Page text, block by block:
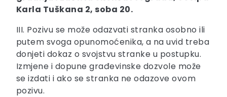
Karla Tuškana 2, soba 20.
III. Pozivu se može odazvati stranka osobno ili
putem svoga opunomoćenika, a na uvid treba
donjeti dokaz o svojstvu stranke u postupku.
Izmjene i dopune građevinske dozvole može
se izdati i ako se stranka ne odazove ovom
pozivu.